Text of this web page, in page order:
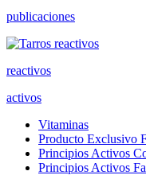
publicaciones
reactivos
activos
Vitaminas
Producto Exclusivo
Principios Activos
Principios Activos